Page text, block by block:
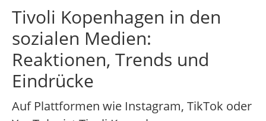
Tivoli Kopenhagen in den
sozialen Medien:
Reaktionen, Trends und
Eindrücke
Auf Plattformen wie Instagram, TikTok oder